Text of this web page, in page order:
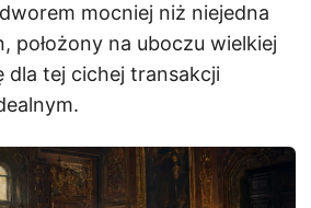
mocniej niż niejedna
położony na uboczu wielkiej
dla tej cichej transakcji